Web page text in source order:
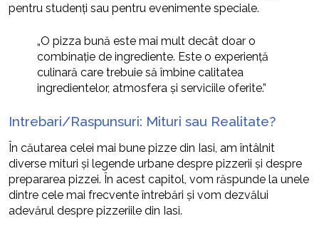
pentru studenți sau pentru evenimente speciale.
„O pizza bună este mai mult decât doar o
combinație de ingrediente. Este o experiență
culinară care trebuie să îmbine calitatea
ingredientelor, atmosfera și serviciile oferite.”
Intrebari/Raspunsuri: Mituri sau Realitate?
În căutarea celei mai bune pizze din Iasi, am întâlnit
diverse mituri și legende urbane despre pizzerii și despre
prepararea pizzei. În acest capitol, vom răspunde la unele
dintre cele mai frecvente întrebări și vom dezvălui
adevărul despre pizzeriile din Iasi.